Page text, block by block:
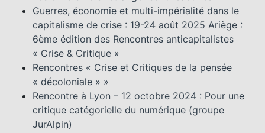
Guerres, économie et multi-impérialité dans le
capitalisme de crise : 19-24 août 2025 Ariège :
6ème édition des Rencontres anticapitalistes
« Crise & Critique »
Rencontres « Crise et Critiques de la pensée
« décoloniale » »
Rencontre à Lyon – 12 octobre 2024 : Pour une
critique catégorielle du numérique (groupe
JurAlpin)